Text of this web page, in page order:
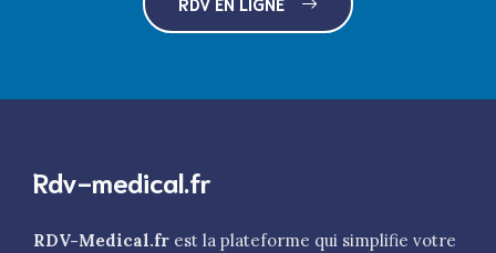
Rdv-medical.fr
RDV-Medical.fr est la plateforme qui simplifie votre